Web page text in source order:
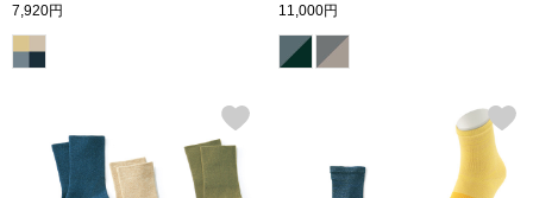
ネクタイ
7,920円
11,000円